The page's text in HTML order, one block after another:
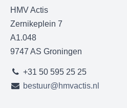
HMV Actis
Zernikeplein 7
A1.048
9747 AS Groningen
+31 50 595 25 25
bestuur@hmvactis.nl